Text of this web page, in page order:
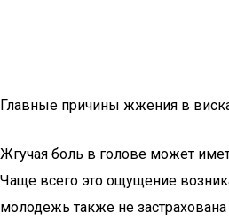
Главные причины жжения в
Жгучая боль в голове может
Чаще всего это ощущение
молодежь также не застрахована